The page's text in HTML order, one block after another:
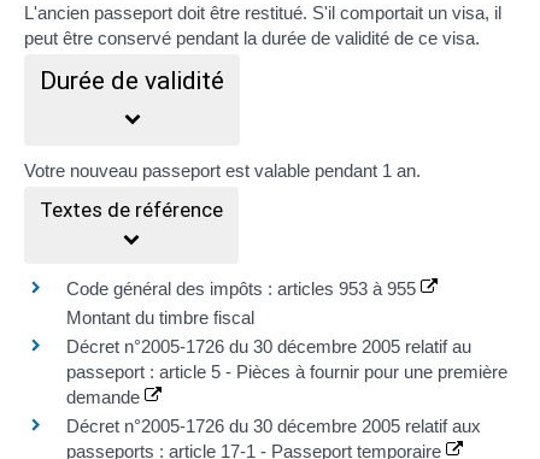
L'ancien passeport doit être restitué. S'il comportait un visa, il
peut être conservé pendant la durée de validité de ce visa.
Durée de validité
Votre nouveau passeport est valable pendant 1 an.
Textes de référence
Code général des impôts : articles 953 à 955
Montant du timbre fiscal
Décret n°2005-1726 du 30 décembre 2005 relatif au
passeport : article 5 - Pièces à fournir pour une première
demande
Décret n°2005-1726 du 30 décembre 2005 relatif aux
passeports : article 17-1 - Passeport temporaire